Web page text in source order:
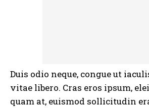
Duis odio neque, congue ut
vitae libero. Cras eros ipsum,
quam at, euismod sollicitudin